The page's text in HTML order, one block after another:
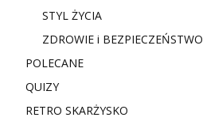
STYL ŻYCIA
ZDROWIE i BEZPIECZEŃSTWO
POLECANE
QUIZY
RETRO SKARŻYSKO